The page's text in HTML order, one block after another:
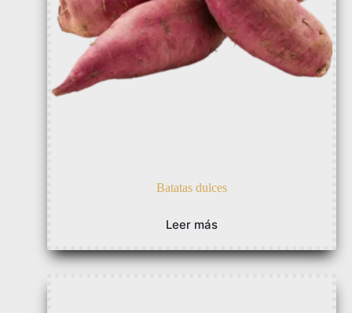
Batatas dulces
Leer más